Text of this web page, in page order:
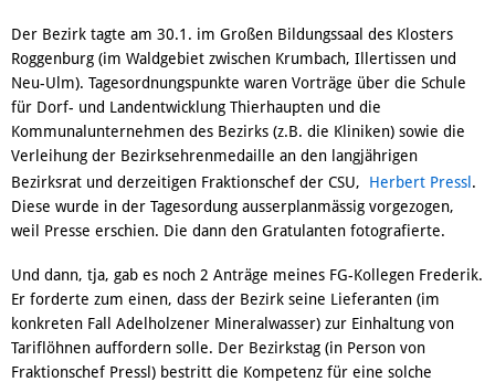
Der Bezirk tagte am 30.1. im Großen Bildungssaal des Klosters
Roggenburg (im Waldgebiet zwischen Krumbach, Illertissen und
Neu-Ulm). Tagesordnungspunkte waren Vorträge über die Schule
für Dorf- und Landentwicklung Thierhaupten und die
Kommunalunternehmen des Bezirks (z.B. die Kliniken) sowie die
Verleihung der Bezirksehrenmedaille an den langjährigen
Bezirksrat und derzeitigen Fraktionschef der CSU,
Herbert Pressl.
Diese wurde in der Tagesordung ausserplanmässig vorgezogen,
weil Presse erschien. Die dann den Gratulanten fotografierte.
Und dann, tja, gab es noch 2 Anträge meines FG-Kollegen Frederik.
Er forderte zum einen, dass der Bezirk seine Lieferanten (im
konkreten Fall Adelholzener Mineralwasser) zur Einhaltung von
Tariflöhnen auffordern solle. Der Bezirkstag (in Person von
Fraktionschef Pressl) bestritt die Kompetenz für eine solche